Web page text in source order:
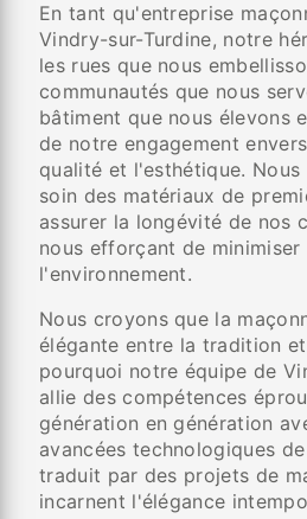
En tant qu'entreprise
Vindry-sur-Turdine, notre
les rues que nous
communautés que nous
bâtiment que nous élevons
de notre engagement
qualité et l'esthétique. Nous
soin des matériaux de
assurer la longévité de nos
nous efforçant de
l'environnement.
Nous croyons que la
élégante entre la tradition
pourquoi notre équipe de
allie des compétences
génération en génération
avancées technologiques
traduit par des projets de
incarnent l'élégance